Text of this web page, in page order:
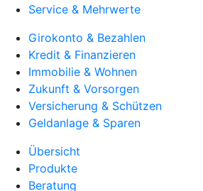
Service & Mehrwerte
Girokonto & Bezahlen
Kredit & Finanzieren
Immobilie & Wohnen
Zukunft & Vorsorgen
Versicherung & Schützen
Geldanlage & Sparen
Übersicht
Produkte
Beratung